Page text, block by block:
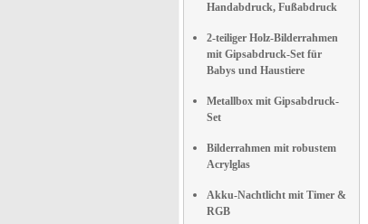
Handabdruck, Fußabdruck
2-teiliger Holz-Bilderrahmen
mit Gipsabdruck-Set für
Babys und Haustiere
Metallbox mit Gipsabdruck-
Set
Bilderrahmen mit robustem
Acrylglas
Akku-Nachtlicht mit Timer &
RGB